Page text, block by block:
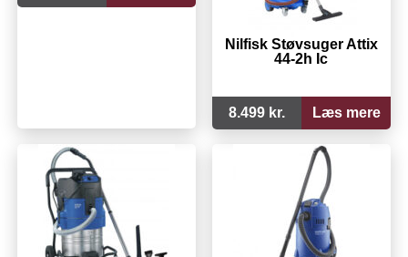
Nilfisk Støvsuger Attix
44-2h Ic
8.499 kr. Læs mere